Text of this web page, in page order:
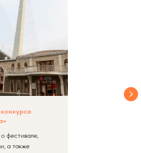
фестивале,
а также